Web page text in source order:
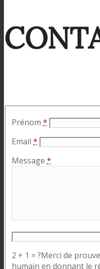
Prénom *
Email *
Message *
2 + 1 = ?Merci de
humain en donnant le